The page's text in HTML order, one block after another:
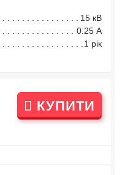
15 кВ
0.25 А
1 рік
КУПИТИ